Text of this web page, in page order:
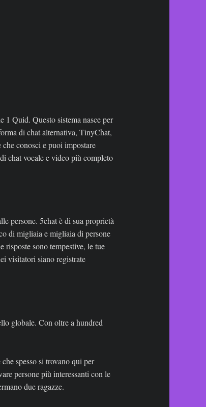
1 Quid. Questo sistema nasce per
di chat alternativa, TinyChat,
conosci e puoi impostare
chat vocale e video più completo
persone. 5chat è di sua proprietà
di migliaia e migliaia di persone
sono tempestive, le tue
visitatori siano registrate
globale. Con oltre a hundred
spesso si trovano qui per
persone più interessanti con le
due ragazze.